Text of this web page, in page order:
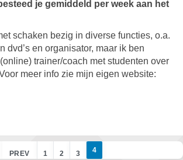
je gemiddeld per week aan het
schaken bezig in diverse functies, o.a.
dvd’s en organisator, maar ik ben
trainer/coach met studenten over
meer info zie mijn eigen website:
PREV 1 2 3 4